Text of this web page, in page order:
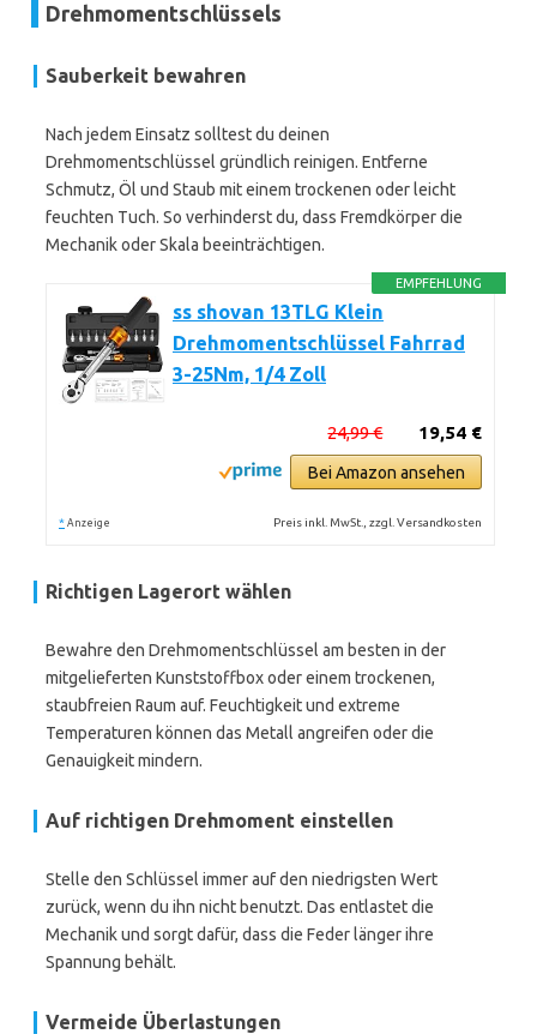
Drehmomentschlüssels
Sauberkeit bewahren
Nach jedem Einsatz solltest du deinen
Drehmomentschlüssel gründlich reinigen. Entferne
Schmutz, Öl und Staub mit einem trockenen oder leicht
feuchten Tuch. So verhinderst du, dass Fremdkörper die
Mechanik oder Skala beeinträchtigen.
EMPFEHLUNG
ss shovan 13TLG Klein
Drehmomentschlüssel Fahrrad
3-25Nm, 1/4 Zoll
19,54 €
24,99 €
Bei Amazon ansehen
* Anzeige Preis inkl. MwSt., zzgl. Versandkosten
Richtigen Lagerort wählen
Bewahre den Drehmomentschlüssel am besten in der
mitgelieferten Kunststoffbox oder einem trockenen,
staubfreien Raum auf. Feuchtigkeit und extreme
Temperaturen können das Metall angreifen oder die
Genauigkeit mindern.
Auf richtigen Drehmoment einstellen
Stelle den Schlüssel immer auf den niedrigsten Wert
zurück, wenn du ihn nicht benutzt. Das entlastet die
Mechanik und sorgt dafür, dass die Feder länger ihre
Spannung behält.
Vermeide Überlastungen